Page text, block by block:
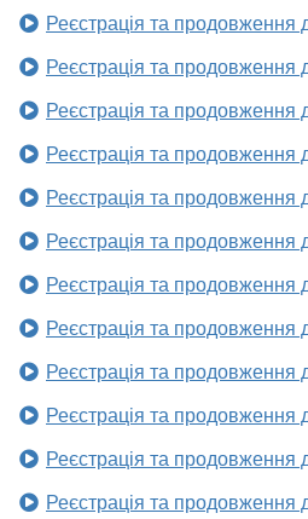
Реєстрація та продовження
Реєстрація та продовження
Реєстрація та продовження
Реєстрація та продовження
Реєстрація та продовження
Реєстрація та продовження
Реєстрація та продовження
Реєстрація та продовження
Реєстрація та продовження
Реєстрація та продовження
Реєстрація та продовження
Реєстрація та продовження